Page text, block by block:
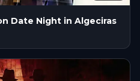
Date Night in Algeciras